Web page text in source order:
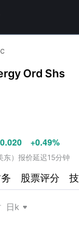
Ord Shs
+0.49%
东） 报价延迟15分钟
股票评分
日k